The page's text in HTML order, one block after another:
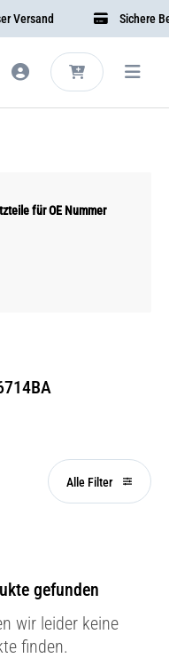
Sichere
für OE Nummer
Alle Filter
gefunden
wir leider keine
finden.